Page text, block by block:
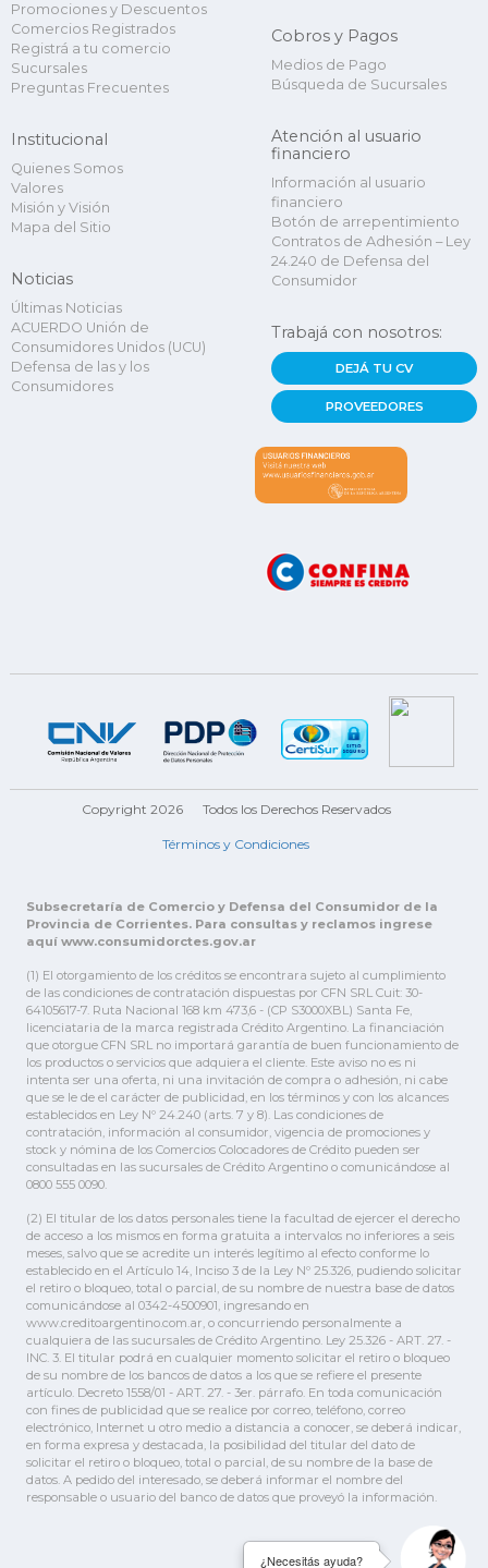
Promociones y Descuentos
Comercios Registrados
Registrá a tu comercio
Sucursales
Preguntas Frecuentes
Institucional
Quienes Somos
Valores
Misión y Visión
Mapa del Sitio
Noticias
Últimas Noticias
ACUERDO Unión de
Consumidores Unidos (UCU)
Defensa de las y los
Consumidores
Cobros y Pagos
Medios de Pago
Búsqueda de Sucursales
Atención al usuario
financiero
Información al usuario
financiero
Botón de arrepentimiento
Contratos de Adhesión – Ley
24.240 de Defensa del
Consumidor
Trabajá con nosotros:
DEJÁ TU CV
PROVEEDORES
Copyright 2026 Todos los Derechos Reservados
Términos y Condiciones
Subsecretaría de Comercio y Defensa del Consumidor de la
Provincia de Corrientes. Para consultas y reclamos ingrese
aquí www.consumidorctes.gov.ar
(1) El otorgamiento de los créditos se encontrara sujeto al cumplimiento
de las condiciones de contratación dispuestas por CFN SRL Cuit: 30-
64105617-7. Ruta Nacional 168 km 473,6 - (CP S3000XBL) Santa Fe,
licenciataria de la marca registrada Crédito Argentino. La financiación
que otorgue CFN SRL no importará garantía de buen funcionamiento de
los productos o servicios que adquiera el cliente. Este aviso no es ni
intenta ser una oferta, ni una invitación de compra o adhesión, ni cabe
que se le de el carácter de publicidad, en los términos y con los alcances
establecidos en Ley Nº 24.240 (arts. 7 y 8). Las condiciones de
contratación, información al consumidor, vigencia de promociones y
stock y nómina de los Comercios Colocadores de Crédito pueden ser
consultadas en las sucursales de Crédito Argentino o comunicándose al
0800 555 0090.
(2) El titular de los datos personales tiene la facultad de ejercer el derecho
de acceso a los mismos en forma gratuita a intervalos no inferiores a seis
meses, salvo que se acredite un interés legítimo al efecto conforme lo
establecido en el Artículo 14, Inciso 3 de la Ley Nº 25.326, pudiendo solicitar
el retiro o bloqueo, total o parcial, de su nombre de nuestra base de datos
comunicándose al 0342-4500901, ingresando en
www.creditoargentino.com.ar, o concurriendo personalmente a
cualquiera de las sucursales de Crédito Argentino. Ley 25.326 - ART. 27. -
INC. 3. El titular podrá en cualquier momento solicitar el retiro o bloqueo
de su nombre de los bancos de datos a los que se refiere el presente
artículo. Decreto 1558/01 - ART. 27. - 3er. párrafo. En toda comunicación
con fines de publicidad que se realice por correo, teléfono, correo
electrónico, Internet u otro medio a distancia a conocer, se deberá indicar,
en forma expresa y destacada, la posibilidad del titular del dato de
solicitar el retiro o bloqueo, total o parcial, de su nombre de la base de
datos. A pedido del interesado, se deberá informar el nombre del
responsable o usuario del banco de datos que proveyó la información.
¿Necesitás ayuda?